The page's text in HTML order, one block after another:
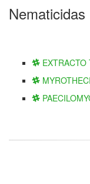
EXTRACTO